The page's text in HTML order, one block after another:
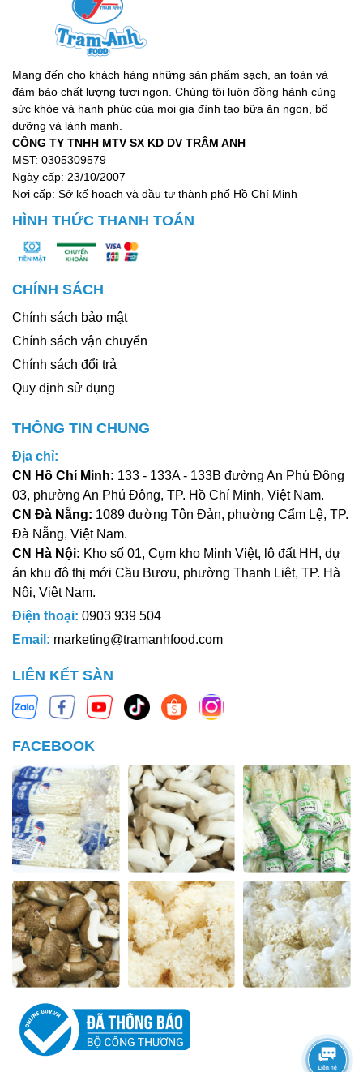
Mang đến cho khách hàng những sản phẩm sạch, an toàn và
đảm bảo chất lượng tươi ngon. Chúng tôi luôn đồng hành cùng
sức khỏe và hạnh phúc của mọi gia đình tạo bữa ăn ngon, bổ
dưỡng và lành mạnh.
CÔNG TY TNHH MTV SX KD DV TRÂM ANH
MST: 0305309579
Ngày cấp: 23/10/2007
Nơi cấp: Sở kế hoạch và đầu tư thành phố Hồ Chí Minh
HÌNH THỨC THANH TOÁN
CHÍNH SÁCH
Chính sách bảo mật
Chính sách vận chuyển
Chính sách đổi trả
Quy định sử dụng
THÔNG TIN CHUNG
Địa chỉ:
CN Hồ Chí Minh: 133 - 133A - 133B đường An Phú Đông
03, phường An Phú Đông, TP. Hồ Chí Minh, Việt Nam.
CN Đà Nẵng: 1089 đường Tôn Đản, phường Cẩm Lệ, TP.
Đà Nẵng, Việt Nam.
CN Hà Nội: Kho số 01, Cụm kho Minh Việt, lô đất HH, dự
án khu đô thị mới Cầu Bươu, phường Thanh Liệt, TP. Hà
Nội, Việt Nam.
Điện thoại: 0903 939 504
Email: marketing@tramanhfood.com
LIÊN KẾT SÀN
FACEBOOK